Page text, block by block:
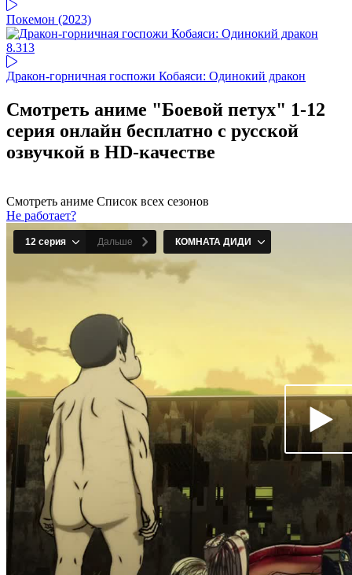
Покемон (2023)
8.313
Дракон-горничная госпожи Кобаяси: Одинокий дракон
Смотреть аниме "Боевой петух" 1-12
серия онлайн бесплатно с русской
озвучкой в HD-качестве
Смотреть аниме Список всех сезонов
Не работает?